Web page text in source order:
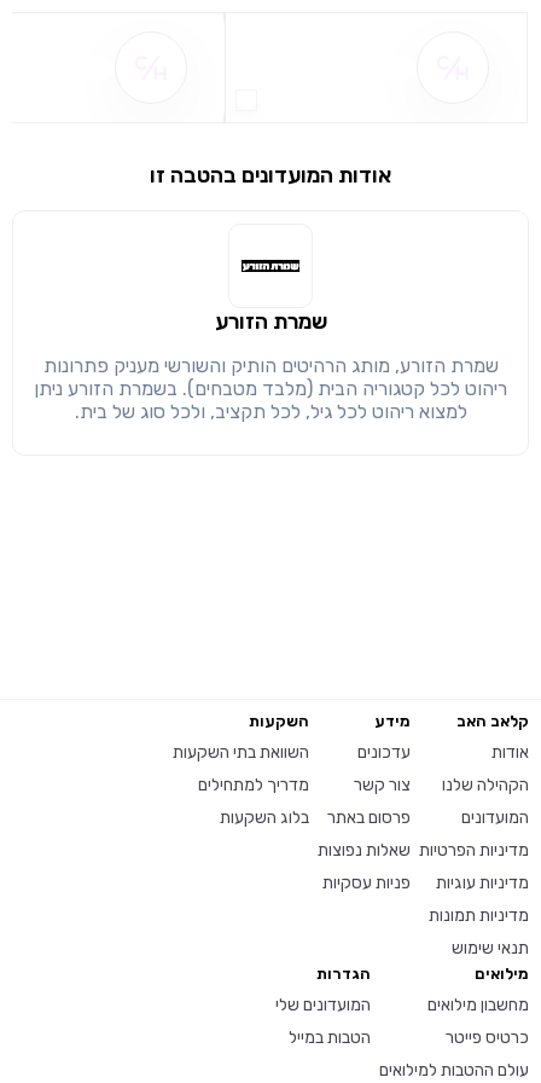
אודות המועדונים בהטבה זו
שמרת הזורע
שמרת הזורע, מותג הרהיטים הותיק והשורשי מעניק פתרונות
ריהוט לכל קטגוריה הבית (מלבד מטבחים). בשמרת הזורע ניתן
למצוא ריהוט לכל גיל, לכל תקציב, ולכל סוג של בית.
קלאב האב
אודות
הקהילה שלנו
המועדונים
מדיניות הפרטיות
מדיניות עוגיות
מדיניות תמונות
תנאי שימוש
מידע
עדכונים
צור קשר
פרסום באתר
שאלות נפוצות
פניות עסקיות
השקעות
השוואת בתי השקעות
מדריך למתחילים
בלוג השקעות
מילואים
מחשבון מילואים
כרטיס פייטר
עולם ההטבות למילואים
הגדרות
המועדונים שלי
הטבות במייל